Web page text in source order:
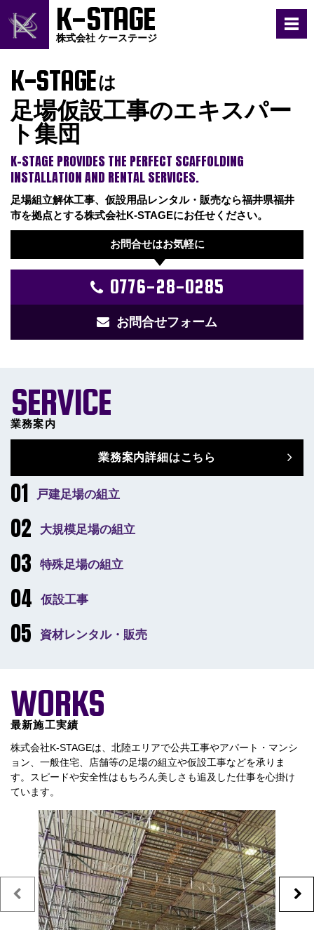
K-STAGE
株式会社 ケーステージ
K-STAGEは
足場仮設工事のエキスパー
ト集団
K-STAGE PROVIDES THE PERFECT SCAFFOLDING
INSTALLATION AND RENTAL SERVICES.
足場組立解体工事、仮設用品レンタル・販売なら福井県福井
市を拠点とする株式会社K-STAGEにお任せください。
お問合せはお気軽に
0776-28-0285
お問合せフォーム
SERVICE
業務案内
業務案内詳細はこちら
戸建足場の組立
大規模足場の組立
特殊足場の組立
仮設工事
資材レンタル・販売
WORKS
最新施工実績
株式会社K-STAGEは、北陸エリアで公共工事やアパート・マンシ
ョン、一般住宅、店舗等の足場の組立や仮設工事などを承りま
す。スピードや安全性はもちろん美しさも追及した仕事を心掛け
ています。